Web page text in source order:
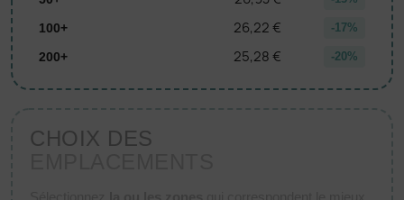
100+ 26,22 € -17%
200+ 25,28 € -20%
CHOIX DES